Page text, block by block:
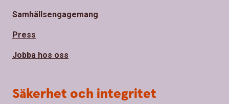
Samhällsengagemang
Press
Jobba hos oss
Säkerhet och integritet